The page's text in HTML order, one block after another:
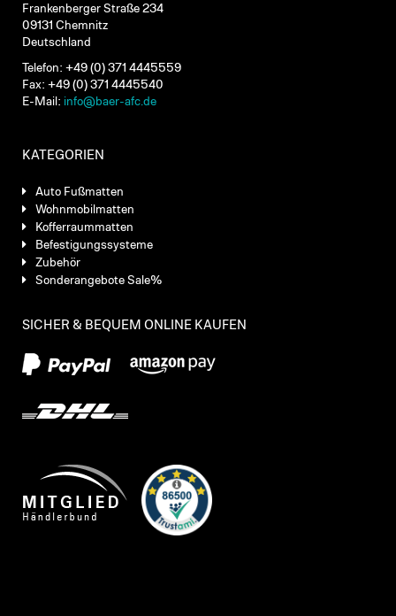
Frankenberger Straße 234
09131 Chemnitz
Deutschland
Telefon: +49 (0) 371 4445559
Fax: +49 (0) 371 4445540
E-Mail: info@baer-afc.de
KATEGORIEN
Auto Fußmatten
Wohnmobilmatten
Kofferraummatten
Befestigungssysteme
Zubehör
Sonderangebote Sale%
SICHER & BEQUEM ONLINE KAUFEN